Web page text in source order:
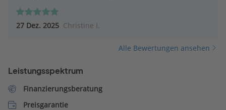
27 Dez. 2025 Christine I.
Alle Bewertungen ansehen
Leistungsspektrum
Finanzierungsberatung
Preisgarantie